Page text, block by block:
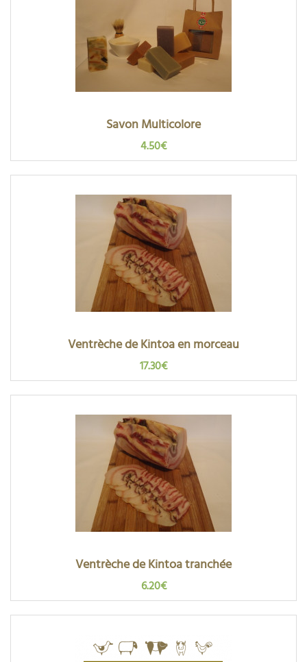
Savon Multicolore
4.50€
Ventrèche de Kintoa en morceau
17.30€
Ventrèche de Kintoa tranchée
6.20€